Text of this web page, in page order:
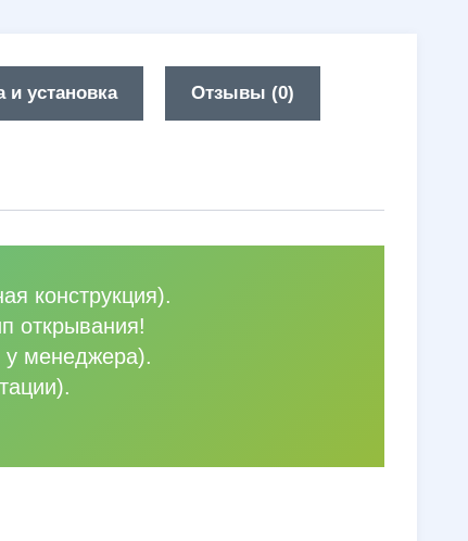
и установка Отзывы (0)
конструкция).
открывания!
у менеджера).